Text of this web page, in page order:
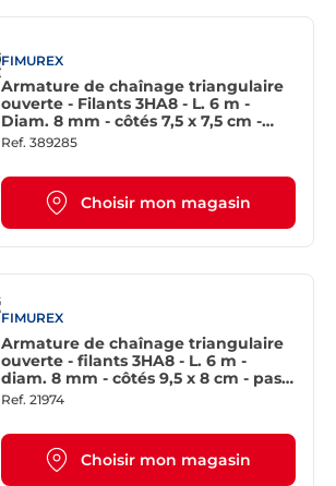
FIMUREX
Armature de chaînage triangulaire
ouverte - Filants 3HA8 - L. 6 m -
Diam. 8 mm - côtés 7,5 x 7,5 cm -
espacement éléments transversaux
Ref. 389285
Choisir mon magasin
FIMUREX
Armature de chaînage triangulaire
ouverte - filants 3HA8 - L. 6 m -
diam. 8 mm - côtés 9,5 x 8 cm - pas
de 20 cm
Ref. 21974
Choisir mon magasin